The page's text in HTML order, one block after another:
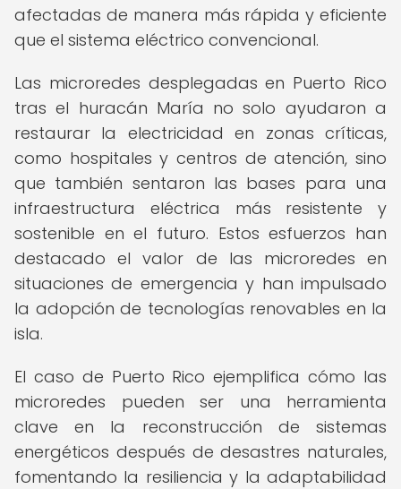
afectadas de manera más rápida y eficiente
que el sistema eléctrico convencional.
Las microredes desplegadas en Puerto Rico
tras el huracán María no solo ayudaron a
restaurar la electricidad en zonas críticas,
como hospitales y centros de atención, sino
que también sentaron las bases para una
infraestructura eléctrica más resistente y
sostenible en el futuro. Estos esfuerzos han
destacado el valor de las microredes en
situaciones de emergencia y han impulsado
la adopción de tecnologías renovables en la
isla.
El caso de Puerto Rico ejemplifica cómo las
microredes pueden ser una herramienta
clave en la reconstrucción de sistemas
energéticos después de desastres naturales,
fomentando la resiliencia y la adaptabilidad